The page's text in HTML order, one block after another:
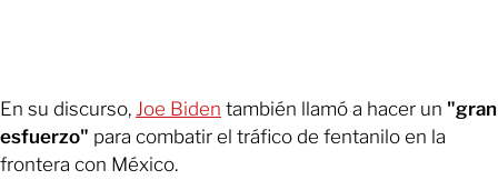
En su discurso, Joe Biden también llamó a hacer un "gran
esfuerzo" para combatir el tráfico de fentanilo en la
frontera con México.